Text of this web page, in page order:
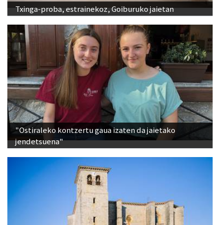
Txinga-proba, estrainekoz, Goiburuko jaietan
"Ostiraleko kontzertu gaua izaten da jaietako
jendetsuena"